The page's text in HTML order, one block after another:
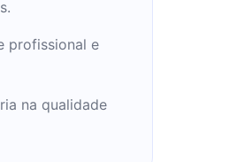
profissional e
na qualidade